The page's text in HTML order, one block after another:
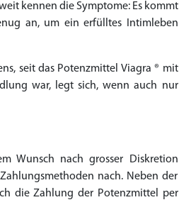
kennen die Symptome: Es kommt
an, um ein erfülltes Intimleben
seit das Potenzmittel Viagra ® mit
war, legt sich, wenn auch nur
Wunsch nach grosser Diskretion
nach. Neben der
die Zahlung der Potenzmittel per